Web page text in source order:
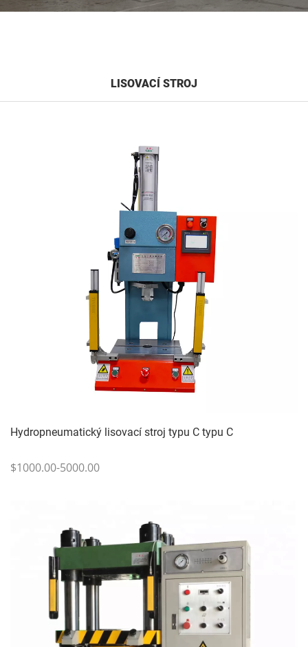
LISOVACÍ STROJ
Hydropneumatický lisovací stroj typu C typu C
$1000.00-5000.00